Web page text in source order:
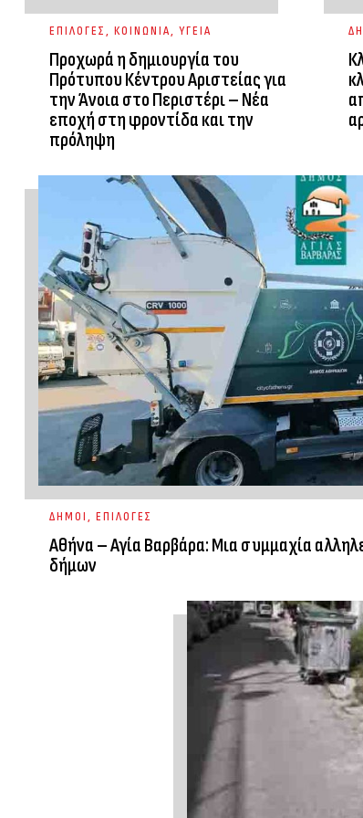
ΕΠΙΛΟΓΕΣ, ΚΟΙΝΩΝΙΑ, ΥΓΕΙΑ
Προχωρά η δημιουργία του
Πρότυπου Κέντρου Αριστείας για
την Άνοια στο Περιστέρι – Νέα
εποχή στη φροντίδα και την
πρόληψη
ΔΗΜΟΙ, ΕΠΙΛΟΓΕΣ
Αθήνα – Αγία Βαρβάρα: Μια συμμαχία
δήμων